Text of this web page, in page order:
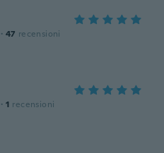
· 47 recensioni
· 1 recensioni